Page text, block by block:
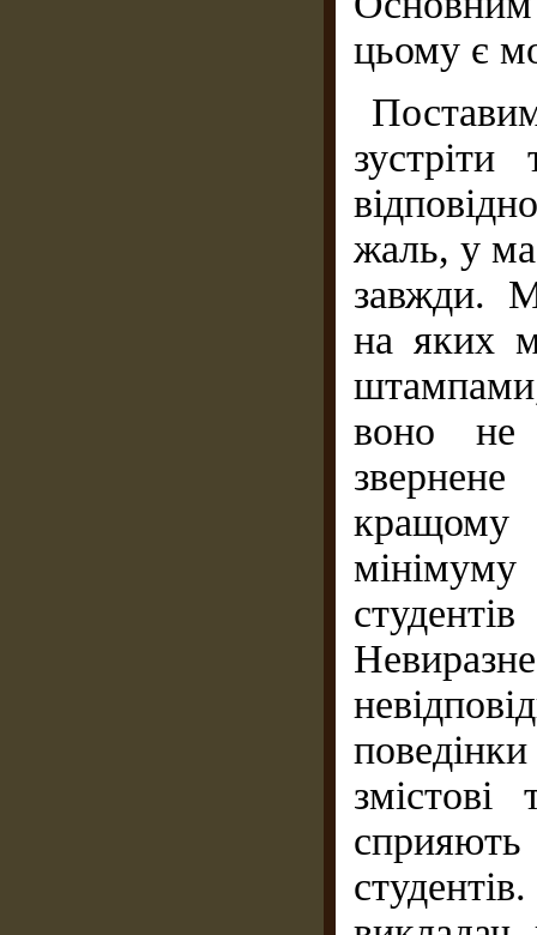
цьому є
жаль, у
завжди.
на яких
воно не
кращому
сприяють